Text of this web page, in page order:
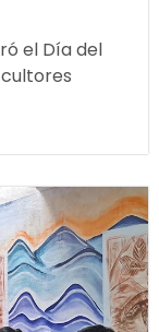
el Día del